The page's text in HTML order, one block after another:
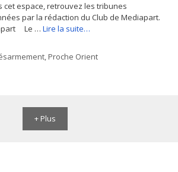
espace, retrouvez les tribunes
par la rédaction du Club de Mediapart.
Le … Lire la suite…
,Proche Orient
+ Plus